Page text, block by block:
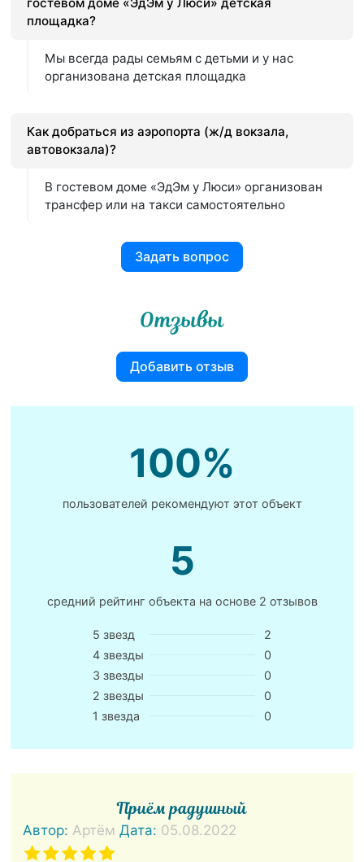
площадка?
Мы всегда рады семьям с детьми и у нас
организована детская площадка
Как добраться из аэропорта (ж/д вокзала,
автовокзала)?
В гостевом доме «ЭдЭм у Люси» организован
трансфер или на такси самостоятельно
Задать вопрос
Отзывы
Добавить отзыв
100%
пользователей рекомендуют этот объект
5
средний рейтинг объекта на основе 2 отзывов
5 звезд
2
4 звезды
0
3 звезды
0
2 звезды
0
1 звезда
0
Приём радушный
Автор: Артём Дата: 05.08.2022